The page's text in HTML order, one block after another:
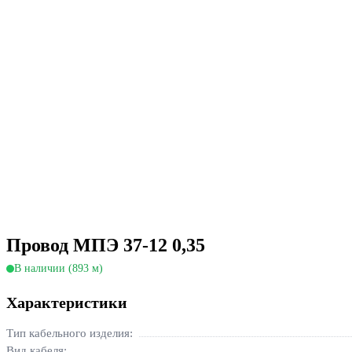
Провод МПЭ 37-12 0,35
В наличии (893 м)
Характеристики
Тип кабельного изделия: